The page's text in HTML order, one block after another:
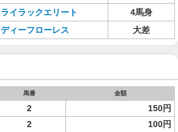
ライラックエリート
4馬身
ディーフローレス 大差
馬番 金額
2 150円
2
100円